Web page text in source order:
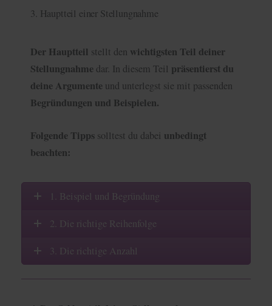
3. Hauptteil einer Stellungnahme
Der Hauptteil stellt den wichtigsten Teil deiner
Stellungnahme dar. In diesem Teil präsentierst du
deine Argumente und unterlegst sie mit passenden
Begründungen und Beispielen.
Folgende Tipps solltest du dabei unbedingt
beachten:
1. Beispiel und Begründung
2. Die richtige Reihenfolge
3. Die richtige Anzahl